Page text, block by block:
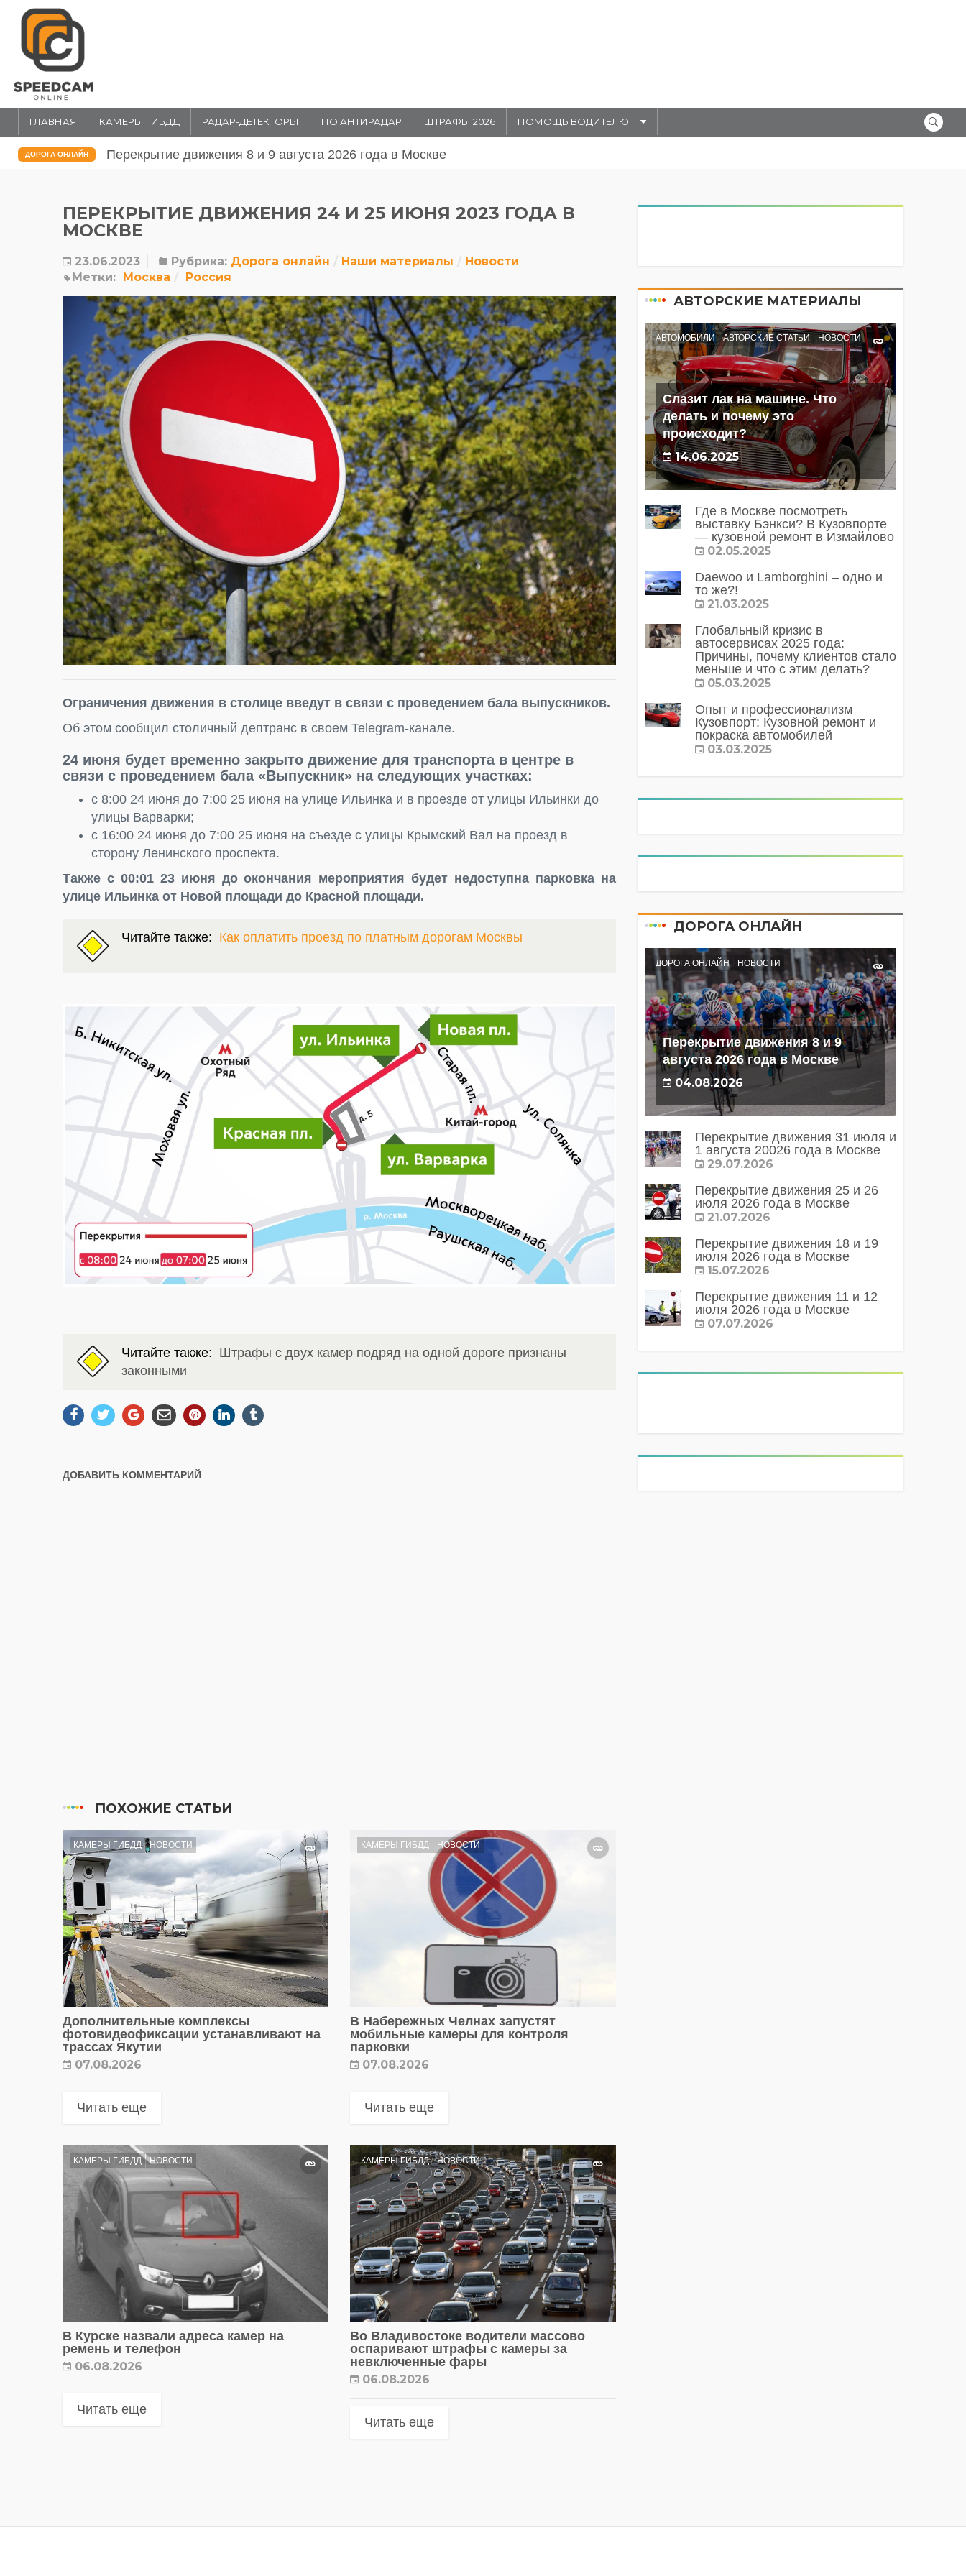
ГЛАВНАЯ КАМЕРЫ ГИБДД РАДАР-ДЕТЕКТОРЫ ПО АНТИРАДАР ШТРАФЫ 2026 ПОМОЩЬ ВОДИТЕЛЮ
ДОРОГА ОНЛАЙН Перекрытие движения 31 июля и 1 августа 20026 года в Москве
ПЕРЕКРЫТИЕ ДВИЖЕНИЯ 24 И 25 ИЮНЯ 2023 ГОДА В
МОСКВЕ
23.06.2023 Рубрика: Дорога онлайн Наши материалы
Новости
Метки: Москва Россия
Ограничения движения в столице введут в связи с проведением бала выпускников.
Об этом сообщил столичный дептранс в своем Telegram-канале.
24 июня будет временно закрыто движение для транспорта в центре в
связи с проведением бала «Выпускник» на следующих участках:
с 8:00 24 июня до 7:00 25 июня на улице Ильинка и в проезде от улицы Ильинки до
улицы Варварки;
с 16:00 24 июня до 7:00 25 июня на съезде с улицы Крымский Вал на проезд в
сторону Ленинского проспекта.
Также с 00:01 23 июня до окончания мероприятия будет недоступна парковка на
улице Ильинка от Новой площади до Красной площади.
Читайте также: Как оплатить проезд по платным дорогам Москвы
Читайте также: Штрафы с двух камер подряд на одной дороге признаны
законными
ДОБАВИТЬ КОММЕНТАРИЙ
ПОХОЖИЕ СТАТЬИ
КАМЕРЫ ГИБДД НОВОСТИ
Дополнительные комплексы
фотовидеофиксации устанавливают на
трассах Якутии
07.08.2026
Читать еще
КАМЕРЫ ГИБДД НОВОСТИ
В Набережных Челнах запустят
мобильные камеры для контроля
парковки
07.08.2026
Читать еще
КАМЕРЫ ГИБДД НОВОСТИ
В Курске назвали адреса камер на
ремень и телефон
06.08.2026
Читать еще
КАМЕРЫ ГИБДД НОВОСТИ
Во Владивостоке водители массово
оспаривают штрафы с камеры за
невключенные фары
06.08.2026
Читать еще
АВТОРСКИЕ МАТЕРИАЛЫ
АВТОМОБИЛИ АВТОРСКИЕ СТАТЬИ НОВОСТИ
Слазит лак на машине. Что
делать и почему это
происходит?
14.06.2025
Где в Москве посмотреть
выставку Бэнкси? В Кузовпорте
— кузовной ремонт в Измайлово
02.05.2025
Daewoo и Lamborghini – одно и
то же?!
21.03.2025
Глобальный кризис в
автосервисах 2025 года:
Причины, почему клиентов стало
меньше и что с этим делать?
05.03.2025
Опыт и профессионализм
Кузовпорт: Кузовной ремонт и
покраска автомобилей
03.03.2025
ДОРОГА ОНЛАЙН
ДОРОГА ОНЛАЙН НОВОСТИ
Перекрытие движения 8 и 9
августа 2026 года в Москве
04.08.2026
Перекрытие движения 31 июля и
1 августа 20026 года в Москве
29.07.2026
Перекрытие движения 25 и 26
июля 2026 года в Москве
21.07.2026
Перекрытие движения 18 и 19
июля 2026 года в Москве
15.07.2026
Перекрытие движения 11 и 12
июля 2026 года в Москве
07.07.2026